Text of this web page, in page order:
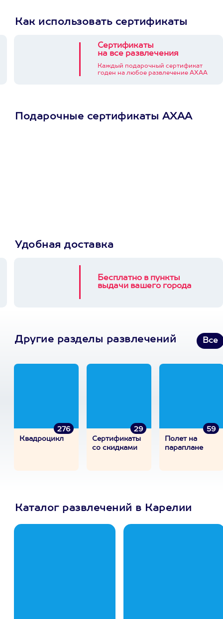
Как использовать сертификаты
Сертификаты
на все развлечения
Каждый подарочный сертификат
годен на любое развлечение АХАА
Подарочные сертификаты АХАА
Удобная доставка
Бесплатно в пункты
выдачи вашего города
Другие разделы развлечений Все
276
Квадроцикл
29
Сертификаты
со скидками
59
Полет на
параплане
Каталог развлечений в Карелии